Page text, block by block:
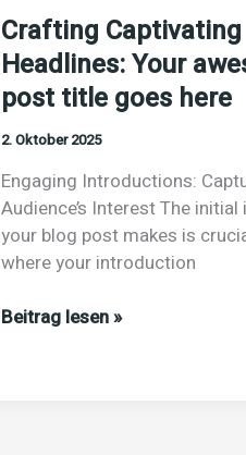
Crafting Captivating
Headlines: Your
post title goes here
2. Oktober 2025
Engaging Introductions:
Audience’s Interest The
your blog post makes is
where your introduction
Crafting
Beitrag lesen »